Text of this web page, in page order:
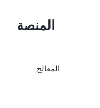
المنصة
المعالج